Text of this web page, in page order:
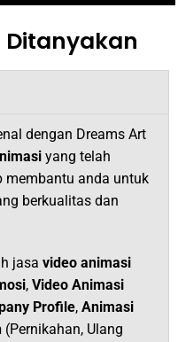
Ditanyakan
dengan Dreams Art
yang telah
membantu anda untuk
berkualitas dan
jasa video animasi
, Video Animasi
Profile, Animasi
(Pernikahan, Ulang